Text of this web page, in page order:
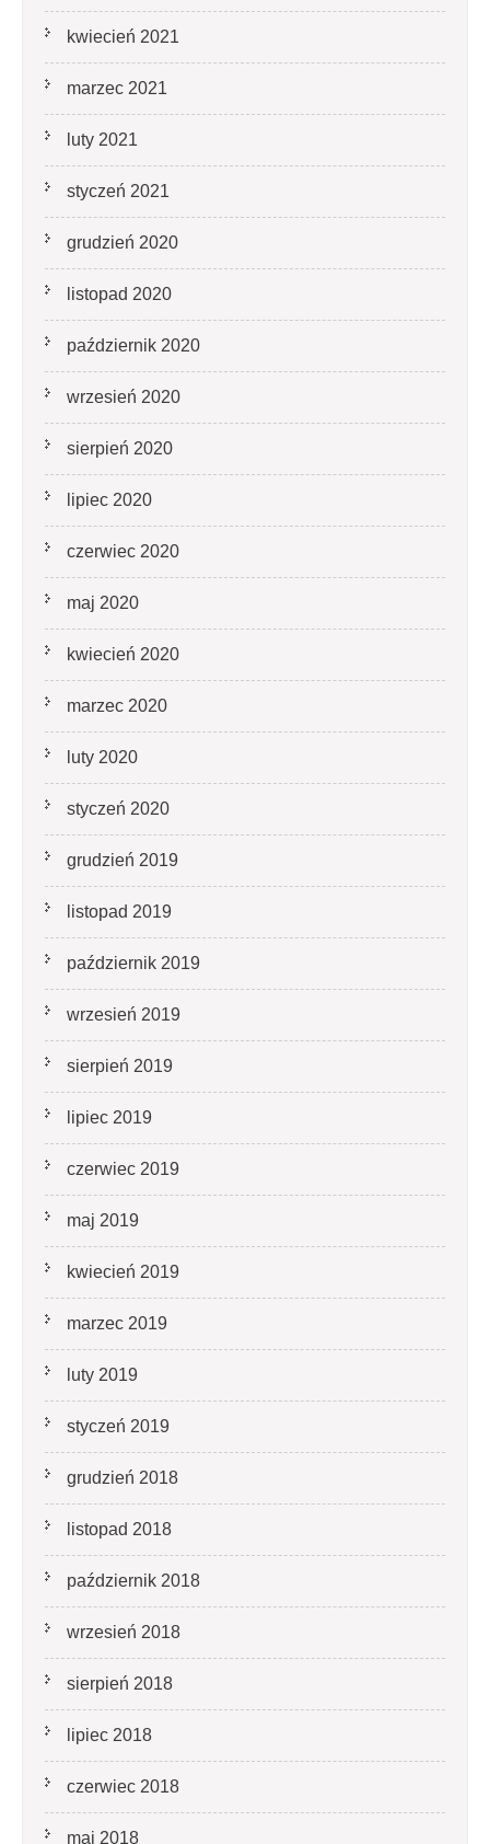
kwiecień 2021
marzec 2021
luty 2021
styczeń 2021
grudzień 2020
listopad 2020
październik 2020
wrzesień 2020
sierpień 2020
lipiec 2020
czerwiec 2020
maj 2020
kwiecień 2020
marzec 2020
luty 2020
styczeń 2020
grudzień 2019
listopad 2019
październik 2019
wrzesień 2019
sierpień 2019
lipiec 2019
czerwiec 2019
maj 2019
kwiecień 2019
marzec 2019
luty 2019
styczeń 2019
grudzień 2018
listopad 2018
październik 2018
wrzesień 2018
sierpień 2018
lipiec 2018
czerwiec 2018
maj 2018